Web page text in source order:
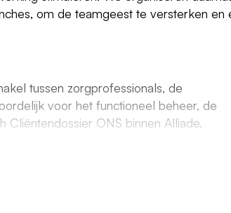
om de teamgeest te versterken en
tussen zorgprofessionals, de
voor het functioneel beheer, de
Cliëntendossier ONS binnen Alliade.
en wijzigingen binnen ONS. Daarnaast